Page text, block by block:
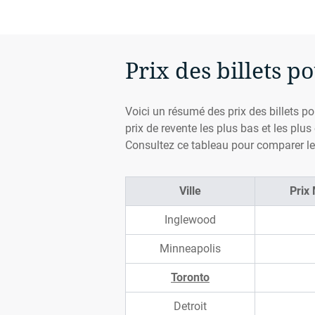
Prix des billets
Voici un résumé des prix des billets
prix de revente les plus bas et les
Consultez ce tableau pour comparer
Ville Prix
Inglewood
Minneapolis
Toronto
Detroit